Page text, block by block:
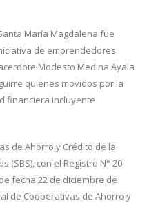
María Magdalena fue
de emprendedores
Modesto Medina Ayala
quienes movidos por la
financiera incluyente
de Ahorro y Crédito de la
(SBS), con el Registro N° 20
fecha 22 de diciembre de
de Cooperativas de Ahorro y